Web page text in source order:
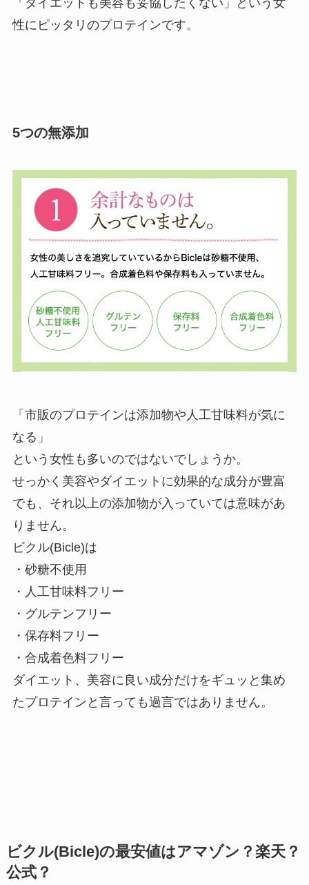
「ダイエットも美容も妥協したくない」という女
性にピッタリのプロテインです。
5つの無添加
「市販のプロテインは添加物や人工甘味料が気に
なる」
という女性も多いのではないでしょうか。
せっかく美容やダイエットに効果的な成分が豊富
でも、それ以上の添加物が入っていては意味があ
りません。
ビクル(Bicle)は
・砂糖不使用
・人工甘味料フリー
・グルテンフリー
・保存料フリー
・合成着色料フリー
ダイエット、美容に良い成分だけをギュッと集め
たプロテインと言っても過言ではありません。
ビクル(Bicle)の最安値はアマゾン？楽天？
公式？